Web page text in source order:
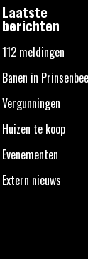
Laatste
berichten
112 meldingen
Banen in
Vergunningen
Huizen te koop
Evenementen
Extern nieuws